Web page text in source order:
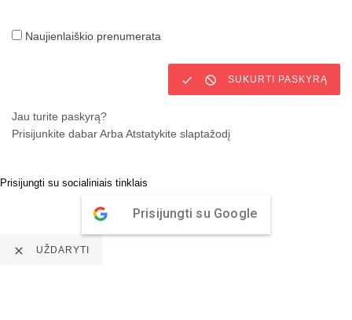
Naujienlaiškio prenumerata
  SUKURTI PASKYRĄ
Jau turite paskyrą?
Prisijunkite dabarArba Atstatykite slaptažodį
Prisijungti su socialiniais tinklais
Prisijungti su Google
 UŽDARYTI